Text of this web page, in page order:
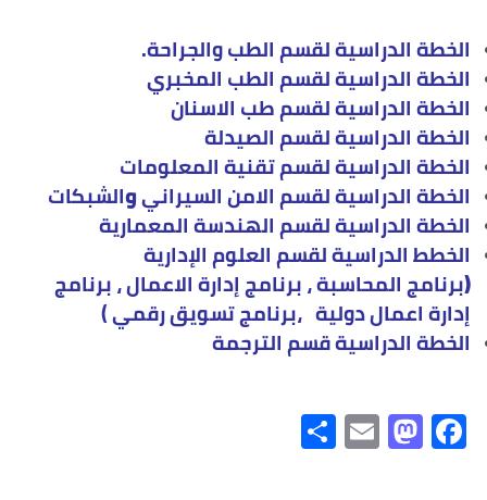
الخطة الدراسية لقسم الطب والجراحة.
الخطة الدراسية لقسم الطب المخبري
الخطة الدراسية لقسم طب الاسنان
الخطة الدراسية لقسم الصيدلة
الخطة الدراسية لقسم تقنية المعلومات
الخطة الدراسية لقسم الامن السيرانيوالشبكات
الخطة الدراسية لقسم الهندسة المعمارية
الخطط الدراسية لقسم العلوم الإدارية
(برنامج المحاسبة،برنامج إدارة الاعمال،برنامج
إدارة اعمال دولية ،برنامج تسويق رقمي)
الخطة الدراسية قسم الترجمة
Fa
ce
M
as
E
m